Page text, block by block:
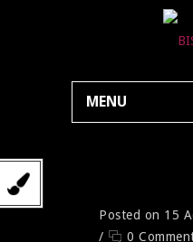
MENU
Posted on 15
/
0